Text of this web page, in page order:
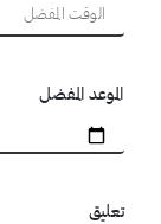
الموعد المفضل
تعليق